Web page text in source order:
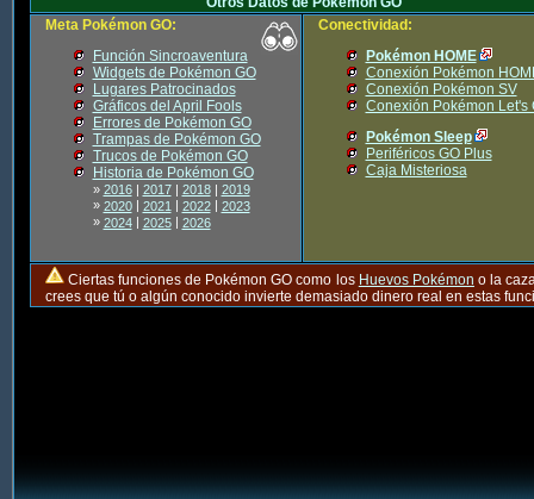
Meta Pokémon GO:
Función Sincroaventura
Widgets de Pokémon GO
Lugares Patrocinados
Gráficos del April Fools
Errores de Pokémon GO
Trampas de Pokémon GO
Trucos de Pokémon GO
Historia de Pokémon GO
» 2016| 2017| 2018| 2019
» 2020| 2021| 2022| 2023
» 2024| 2025| 2026
Conectividad:
Pokémon HOME
Conexión Pokémon
Conexión Pokémon SV
Conexión Pokémon Let's
Pokémon Sleep
Periféricos GO Plus
Caja Misteriosa
Ciertas funciones de Pokémon GO como los Huevos Pokémon o la
crees que tú o algún conocido invierte demasiado dinero real en estas